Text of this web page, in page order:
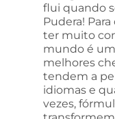
flui quando
Pudera!
ter muito
mundo é
melhores
tendem a
idiomas e
vezes,